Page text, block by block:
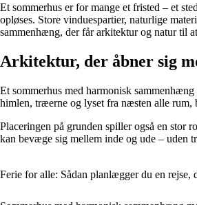
Et sommerhus er for mange et fristed – et
opløses. Store vinduespartier, naturlige
sammenhæng, der får arkitektur og natur til
Arkitektur, der åbner sig
Et sommerhus med harmonisk
himlen, træerne og lyset fra næsten alle rum,
Placeringen på grunden spiller også en stor
kan bevæge sig mellem inde og ude – uden
Ferie for alle: Sådan planlægger du en rejse,